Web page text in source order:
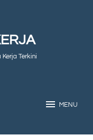
Terkini
MENU